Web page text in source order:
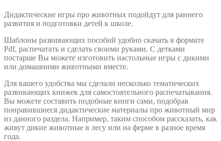
Дидактические игры про животных подойдут для раннего
развития и подготовки детей к школе.
Шаблоны развивающих пособий удобно скачать в формате
Pdf, распечатать и сделать своими руками. С детками
постарше Вы можете изготовить настольные игры с дикими
или домашними животными вместе.
Для вашего удобства мы сделали несколько тематических
развивающих книжек для самостоятельного распечатывания.
Вы можете составить подобные книги сами, подобрав
понравившиеся дидактические материалы про животный мир
из данного раздела. Например, таким способом рассказать, как
живут дикие животные в лесу или на ферме в разное время
года.